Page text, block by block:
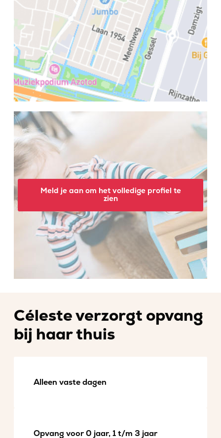
Meld je aan om het volledige profiel te
zien
Céleste verzorgt opvang
bij haar thuis
Alleen vaste dagen
Opvang voor 0 jaar, 1 t/m 3 jaar